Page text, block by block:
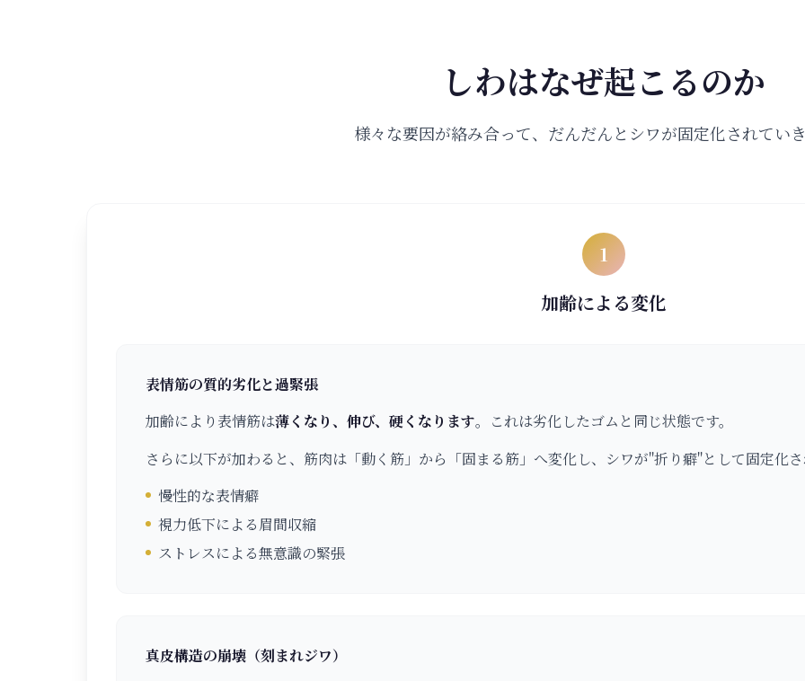
しわはなぜ起こるのか
様々な要因が絡み合って、だんだんとシワが固定化されていき
1
加齢による変化
表情筋の質的劣化と過緊張
加齢により表情筋は薄くなり、伸び、硬くなります。これは劣化したゴムと同じ状態です。
さらに以下が加わると、筋肉は「動く筋」から「固まる筋」へ変化し、シワが"折り癖"として固定化さ
慢性的な表情癖
視力低下による眉間収縮
ストレスによる無意識の緊張
真皮構造の崩壊（刻まれジワ）